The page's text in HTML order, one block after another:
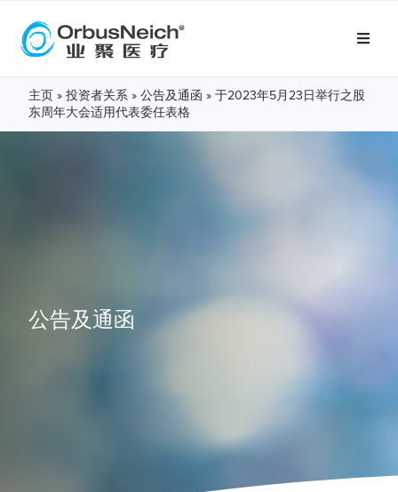
主页 » 投资者关系 » 公告及通函 » 于2023年5月23日举行之股
东周年大会适用代表委任表格
公告及通函